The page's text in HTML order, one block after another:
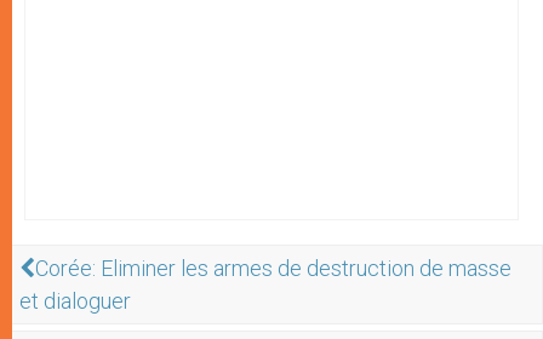
Corée: Eliminer les armes de destruction de masse
et dialoguer